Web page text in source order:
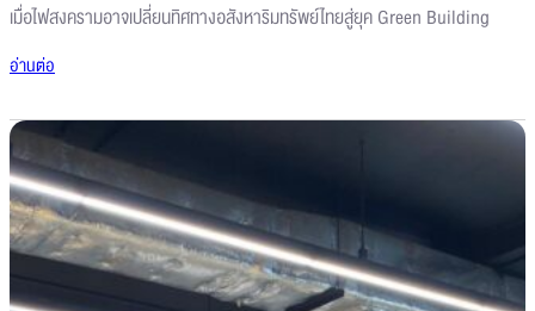
เมื่อไฟสงครามอาจเปลี่ยนทิศทางอสังหาริมทรัพย์ไทยสู่ยุค Green Building
อ่านต่อ